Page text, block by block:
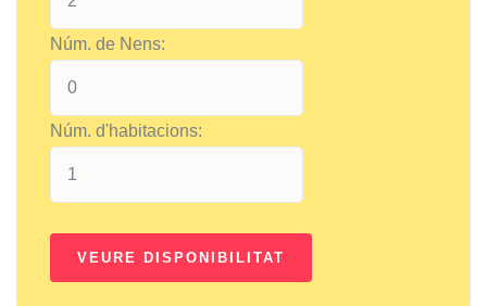
Núm. de Nens:
Núm. d'habitacions: